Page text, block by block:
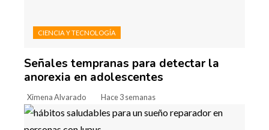
CIENCIA Y TECNOLOGÍA
Señales tempranas para detectar la
anorexia en adolescentes
Ximena Alvarado Hace 3 semanas